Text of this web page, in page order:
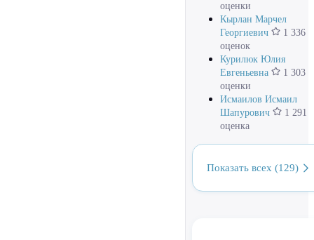
оценки
Кырлан Марчел
Георгиевич
1 336
оценок
Курилюк Юлия
Евгеньевна
1 303
оценки
Исмаилов Исмаил
Шапурович
1 291
оценка
Показать всех (129)